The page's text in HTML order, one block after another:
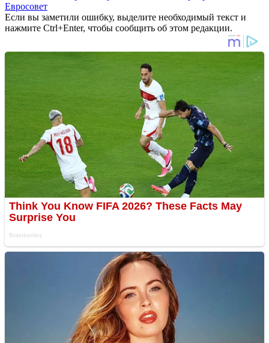
Евросовет
Если вы заметили ошибку, выделите необходимый текст и
нажмите Ctrl+Enter, чтобы сообщить об этом редакции.